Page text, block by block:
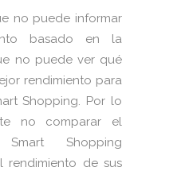
no puede informar
basado en la
no puede ver qué
rendimiento para
Shopping. Por lo
no comparar el
Shopping
rendimiento de sus